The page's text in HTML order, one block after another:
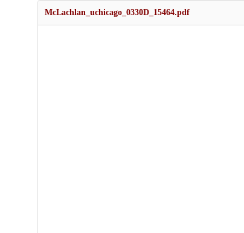
McLachlan_uchicago_0330D_15464.pdf